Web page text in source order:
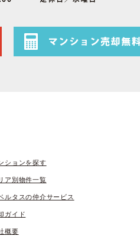
ションを探す
ア別物件一覧
ルタスの仲介サービス
ガイド
概要